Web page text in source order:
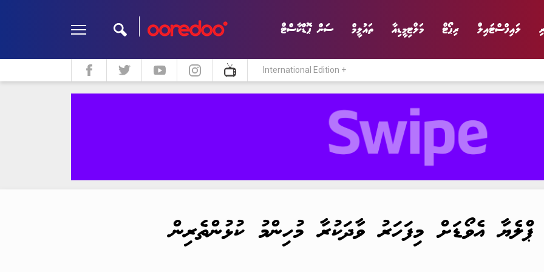
ލައިފްސްޓައިލް ރިޕޯޓް މަލްޓިމީޑިއާ ތައުލީމް ސަން ޕޮޑްކާސްޓް
ލައިފްސްޓައިލް ދީން ކޮލަމް މަލްޓިމީޑިއާ
International Edition +